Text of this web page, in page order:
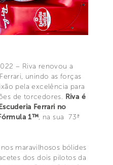
– Riva renovou a
unindo as forças
pela excelência para
de torcedores. Riva é
Ferrari no
1™, na sua 73ª
maravilhosos bólides
dos dois pilotos da